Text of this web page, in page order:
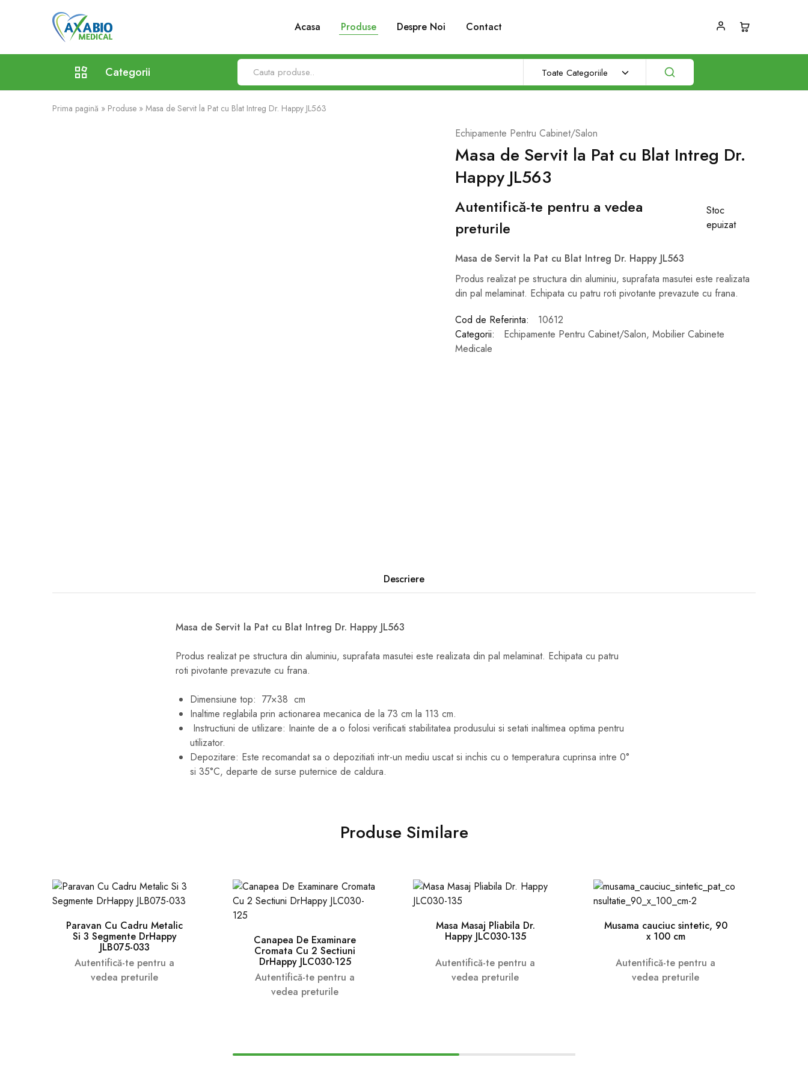
Axabio
Medical
Solutii
pentru
Acasa Produse Despre Noi Contact
Categorii
Aparatura Medicala
Toate Categoriile
Prima pagină » Produse » Masa de Servit la Pat cu Blat Intreg Dr. Happy JL563
Echipamente Pentru Cabinet/Salon
Masa de Servit la Pat cu Blat Intreg Dr.
Happy JL563
Autentifică-te pentru a vedea
preturile
Stoc
epuizat
Masa de Servit la Pat cu Blat Intreg Dr. Happy JL563
Produs realizat pe structura din aluminiu, suprafata masutei este realizata
din pal melaminat. Echipata cu patru roti pivotante prevazute cu frana.
Cod de Referinta:
10612
Categorii:
Echipamente Pentru Cabinet/Salon, Mobilier Cabinete
Medicale
Descriere
Masa de Servit la Pat cu Blat Intreg Dr. Happy JL563
Produs realizat pe structura din aluminiu, suprafata masutei este realizata din pal melaminat. Echipata cu patru
roti pivotante prevazute cu frana.
Dimensiune top: 77×38 cm
Inaltime reglabila prin actionarea mecanica de la 73 cm la 113 cm.
Instructiuni de utilizare: Inainte de a o folosi verificati stabilitatea produsului si setati inaltimea optima pentru
utilizator.
Depozitare: Este recomandat sa o depozitiati intr-un mediu uscat si inchis cu o temperatura cuprinsa intre 0°
si 35°C, departe de surse puternice de caldura.
Produse Similare
Paravan Cu Cadru Metalic
Si 3 Segmente DrHappy
JLB075-033
Autentifică-te pentru a
vedea preturile
Canapea De Examinare
Cromata Cu 2 Sectiuni
DrHappy JLC030-125
Autentifică-te pentru a
vedea preturile
Masa Masaj Pliabila Dr.
Happy JLC030-135
Autentifică-te pentru a
vedea preturile
Musama cauciuc sintetic, 90
x 100 cm
Autentifică-te pentru a
vedea preturile